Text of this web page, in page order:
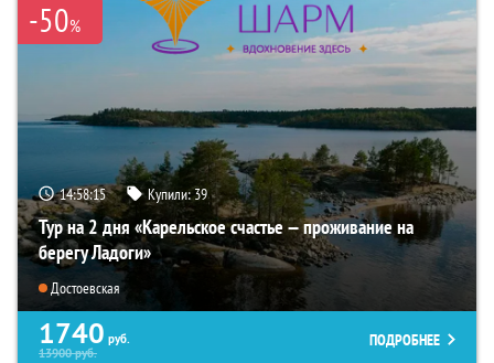
-50%
14:58:14 Купили:39
Тур на 2 дня «Карельское счастье — проживание на
берегу Ладоги»
Достоевская
1740 руб.
13900руб.
ПОДРОБНЕЕ